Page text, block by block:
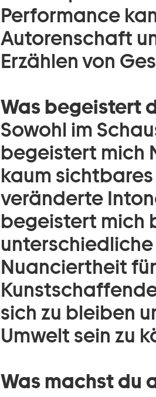
Performance
Autorenschaft
Erzählen von
Was begeistert
Sowohl im
begeistert mich
kaum
veränderte
begeistert mich
Nuanciertheit
sich zu bleiben
Umwelt sein zu
Was machst du